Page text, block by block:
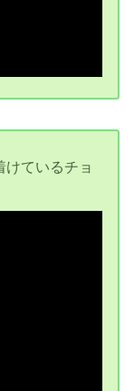
ているチョ